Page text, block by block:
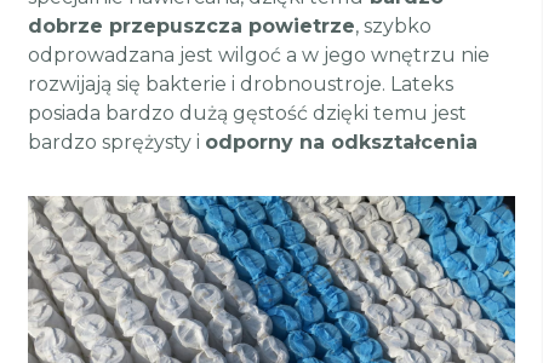
dobrze przepuszcza powietrze, szybko
odprowadzana jest wilgoć a w jego wnętrzu nie
rozwijają się bakterie i drobnoustroje. Lateks
posiada bardzo dużą gęstość dzięki temu jest
bardzo sprężysty i odporny na odkształcenia